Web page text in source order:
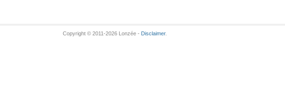
Copyright © 2011-2026 Lonzée - Disclaimer.